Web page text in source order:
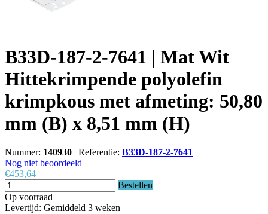
B33D-187-2-7641 | Mat Wit
Hittekrimpende polyolefin
krimpkous met afmeting: 50,80
mm (B) x 8,51 mm (H)
Nummer: 140930 | Referentie: B33D-187-2-7641
Nog niet beoordeeld
€453,64
Bestellen
Op voorraad
Levertijd: Gemiddeld 3 weken